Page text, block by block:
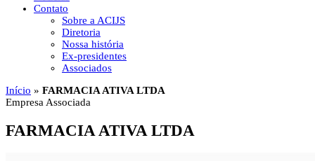
Contato
Sobre a ACIJS
Diretoria
Nossa história
Ex-presidentes
Associados
Início » FARMACIA ATIVA LTDA
Empresa Associada
FARMACIA ATIVA LTDA